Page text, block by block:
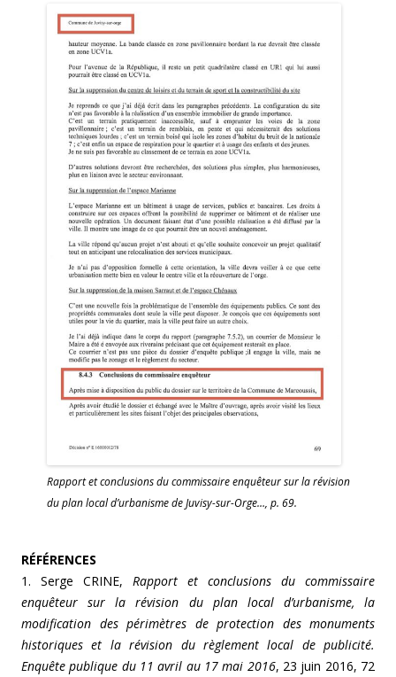
Rapport et conclusions du commissaire enquêteur sur la révision
du plan local d’urbanisme de Juvisy-sur-Orge…, p. 69.
RÉFÉRENCES
1. Serge CRINE, Rapport et conclusions du commissaire
enquêteur sur la révision du plan local d’urbanisme, la
modification des périmètres de protection des monuments
historiques et la révision du règlement local de publicité.
Enquête publique du 11 avril au 17 mai 2016, 23 juin 2016, 72